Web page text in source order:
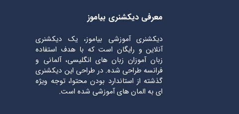
معرفی دیکشنری بیاموز
دیکشنری آموزشی بیاموز، یک دیکشنری
آنلاین و رایگان است که با هدف استفاده
زبان آموزان زبان های انگلیسی، آلمانی و
فرانسه طراحی شده. در طراحی این دیکشنری
گذشته از استاندارد بودن محتوا، توجه ویژه
ای به المان های آموزشی شده است.